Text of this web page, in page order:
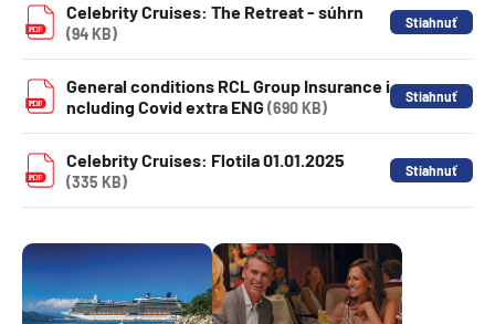
Celebrity Cruises: The Retreat - súhrn
(94 KB)
General conditions RCL Group Insurance i
ncluding Covid extra ENG (690 KB)
Celebrity Cruises: Flotila 01.01.2025
(335 KB)